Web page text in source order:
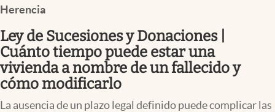
Herencia
Ley de Sucesiones y Donaciones |
Cuánto tiempo puede estar una
vivienda a nombre de un fallecido y
cómo modificarlo
La ausencia de un plazo legal definido puede complicar las